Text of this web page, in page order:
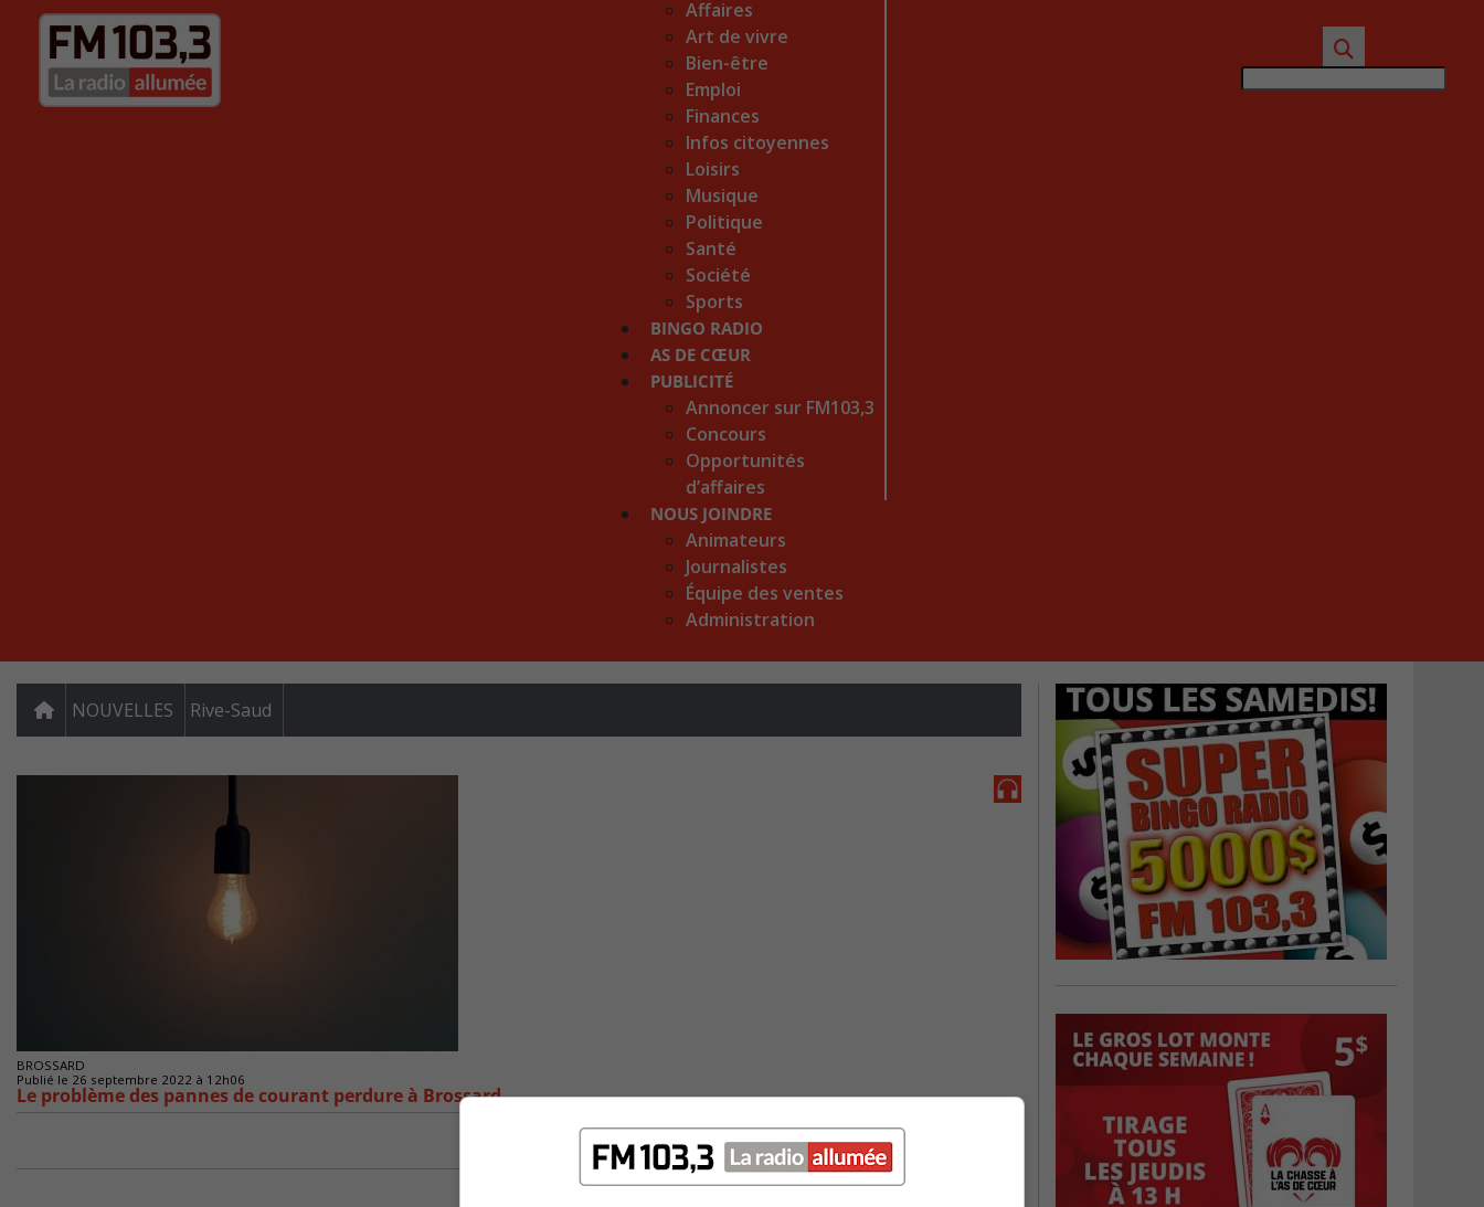
Affaires
Art de vivre
Bien-être
Emploi
Finances
Infos citoyennes
Loisirs
Musique
Politique
Santé
Société
Sports
BINGO RADIO
AS DE CŒUR
PUBLICITÉ
Annoncer sur FM103,3
Concours
Opportunités
d’affaires
NOUS JOINDRE
Animateurs
Journalistes
Équipe des ventes
Administration
NOUVELLES Rive-Saud
BROSSARD
Publié le 26 septembre 2022 à 12h06
Le problème des pannes de courant perdure à Brossard